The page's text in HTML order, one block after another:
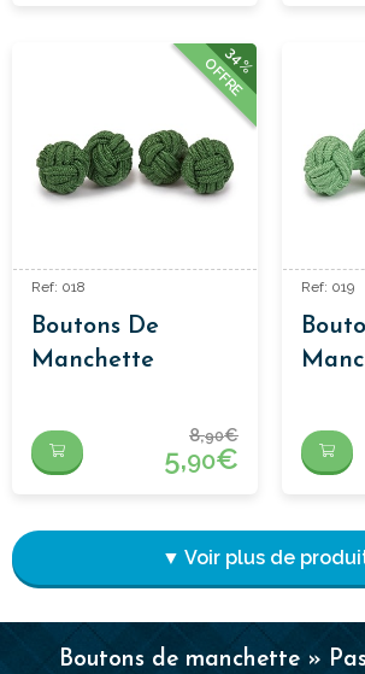
Boutons de manchette »
34%
OFFRE
Ref: 018
Boutons De
Manchette
Vert
8,90€
5,90€
Ref: 019
Vert
▼ Voir plus de